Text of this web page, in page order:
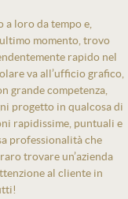
loro da tempo e,
momento, trovo
rapido nel
va all’ufficio grafico,
grande competenza,
progetto in qualcosa di
rapidissime, puntuali e
professionalità che
trovare un’azienda
al cliente in